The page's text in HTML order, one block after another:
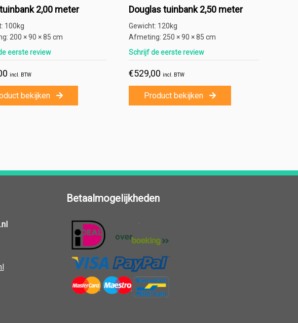
2,00 meter
100kg
200 × 90 × 85 cm
eerste review
incl. BTW
bekijken
Douglas tuinbank 2,50 meter
Gewicht: 120kg
Afmeting: 250 × 90 × 85 cm
Schrijf de eerste review
€529,00 incl. BTW
Product bekijken
Betaalmogelijkheden